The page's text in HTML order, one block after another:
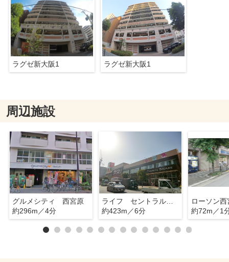
ラグゼ新大阪1 ラグゼ新大阪1
周辺施設
グルメシティ 西宮原
約296m／4分
ライフ セントラルスクエア西宮原店
約423m／6分
ローソン西
約72m／1